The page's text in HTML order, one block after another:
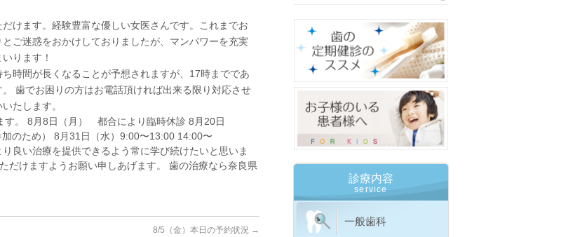
けます。経験豊富な優しい女医さんです。これまでお
ご迷惑をおかけしておりましたが、マンパワーを充実
ります！
時間が長くなることが予想されますが、17時までであ
歯でお困りの方はお電話頂ければ出来る限り対応させ
たします。
す。 8月8日（月） 都合により臨時休診 8月20日
のため） 8月31日（水）9:00〜13:00 14:00〜
良い治療を提供できるよう常に学び続けたいと思いま
だけますようお願い申しあげます。 歯の治療なら奈良県
8/5（金）本日の予約状況 →
診療内容
service
一般歯科